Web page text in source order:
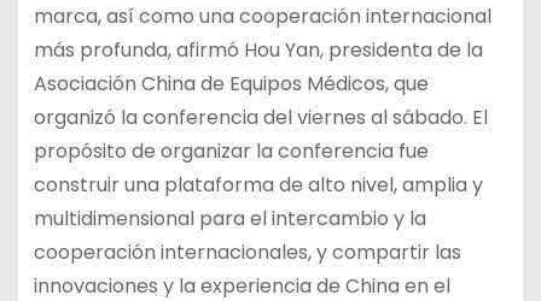
marca, así como una cooperación internacional
más profunda, afirmó Hou Yan, presidenta de la
Asociación China de Equipos Médicos, que
organizó la conferencia del viernes al sábado. El
propósito de organizar la conferencia fue
construir una plataforma de alto nivel, amplia y
multidimensional para el intercambio y la
cooperación internacionales, y compartir las
innovaciones y la experiencia de China en el